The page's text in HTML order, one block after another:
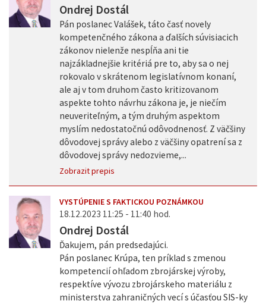
Ondrej Dostál
Pán poslanec Valášek, táto časť novely
kompetenčného zákona a ďalších súvisiacich
zákonov nielenže nespĺňa ani tie
najzákladnejšie kritériá pre to, aby sa o nej
rokovalo v skrátenom legislatívnom konaní,
ale aj v tom druhom často kritizovanom
aspekte tohto návrhu zákona je, je niečím
neuveriteľným, a tým druhým aspektom
myslím nedostatočnú odôvodnenosť. Z väčšiny
dôvodovej správy alebo z väčšiny opatrení sa z
dôvodovej správy nedozvieme,...
Zobrazit prepis
VYSTÚPENIE S FAKTICKOU POZNÁMKOU
18.12.2023 11:25 - 11:40 hod.
Ondrej Dostál
Ďakujem, pán predsedajúci.
Pán poslanec Krúpa, ten príklad s zmenou
kompetencií ohľadom zbrojárskej výroby,
respektíve vývozu zbrojárskeho materiálu z
ministerstva zahraničných vecí s účasťou SIS-ky